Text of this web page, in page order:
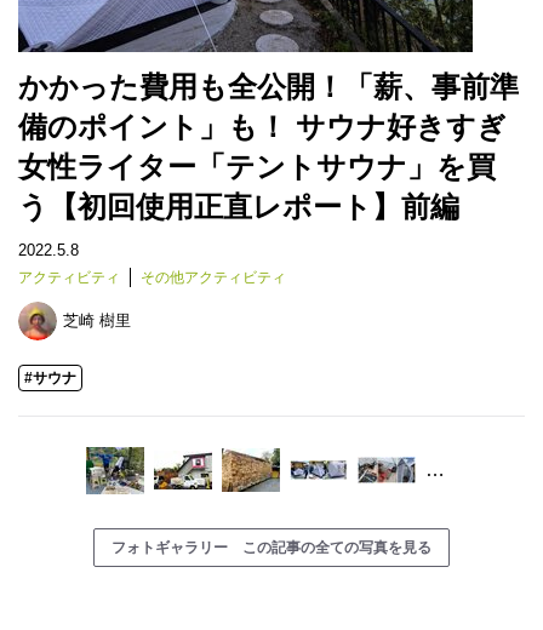
かかった費用も全公開！「薪、事前準
備のポイント」も！ サウナ好きすぎ
女性ライター「テントサウナ」を買
う【初回使用正直レポート】前編
2022.5.8
アクティビティ その他アクティビティ
芝崎 樹里
#サウナ
…
フォトギャラリー この記事の全ての写真を見る